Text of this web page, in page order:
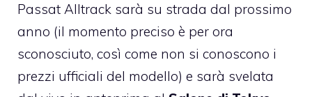
Passat Alltrack sarà su strada dal prossimo
anno (il momento preciso è per ora
sconosciuto, così come non si conoscono i
prezzi ufficiali del modello) e sarà svelata